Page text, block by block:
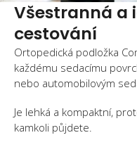
Všestranná a
cestování
Ortopedická podložka
každému sedacímu
nebo automobilovým
Je lehká a kompaktní,
kamkoli půjdete.